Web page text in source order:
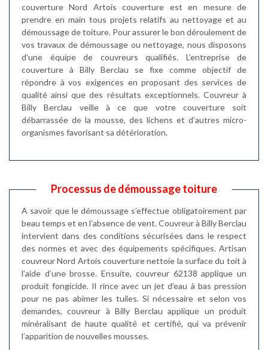
couverture Nord Artois couverture est en mesure de
prendre en main tous projets relatifs au nettoyage et au
démoussage de toiture. Pour assurer le bon déroulement de
vos travaux de démoussage ou nettoyage, nous disposons
d’une équipe de couvreurs qualifiés. L’entreprise de
couverture à Billy Berclau se fixe comme objectif de
répondre à vos exigences en proposant des services de
qualité ainsi que des résultats exceptionnels. Couvreur à
Billy Berclau veille à ce que votre couverture soit
débarrassée de la mousse, des lichens et d’autres micro-
organismes favorisant sa détérioration.
Processus de démoussage toiture
A savoir que le démoussage s’effectue obligatoirement par
beau temps et en l’absence de vent. Couvreur à Billy Berclau
intervient dans des conditions sécurisées dans le respect
des normes et avec des équipements spécifiques. Artisan
couvreur Nord Artois couverture nettoie la surface du toit à
l’aide d’une brosse. Ensuite, couvreur 62138 applique un
produit fongicide. Il rince avec un jet d’eau à bas pression
pour ne pas abimer les tuiles. Si nécessaire et selon vos
demandes, couvreur à Billy Berclau applique un produit
minéralisant de haute qualité et certifié, qui va prévenir
l’apparition de nouvelles mousses.